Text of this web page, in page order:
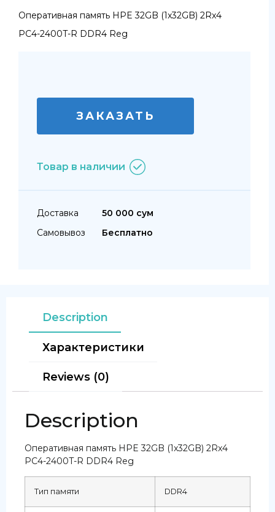
Оперативная память HPE 32GB (1x32GB) 2Rx4
PC4-2400T-R DDR4 Reg
ЗАКАЗАТЬ
Товар в наличии
Доставка
50 000 сум
Самовывоз
Бесплатно
Description
Характеристики
Reviews (0)
Description
Оперативная память HPE 32GB (1x32GB) 2Rx4
PC4-2400T-R DDR4 Reg
Тип памяти DDR4